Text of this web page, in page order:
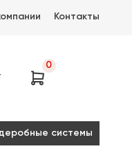
Контакты

0
системы